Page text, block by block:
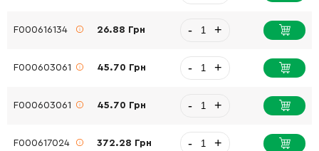
F000616134 26.88 Грн - +
F000603061 45.70 Грн - +
F000603061 45.70 Грн - +
F000617024 372.28 Грн - +